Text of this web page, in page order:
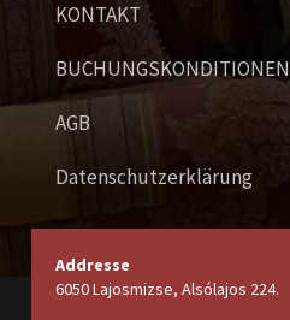
KONTAKT
BUCHUNGSKONDITIONEN
AGB
Datenschutzerklärung
Addresse
6050 Lajosmizse, Alsólajos 224.